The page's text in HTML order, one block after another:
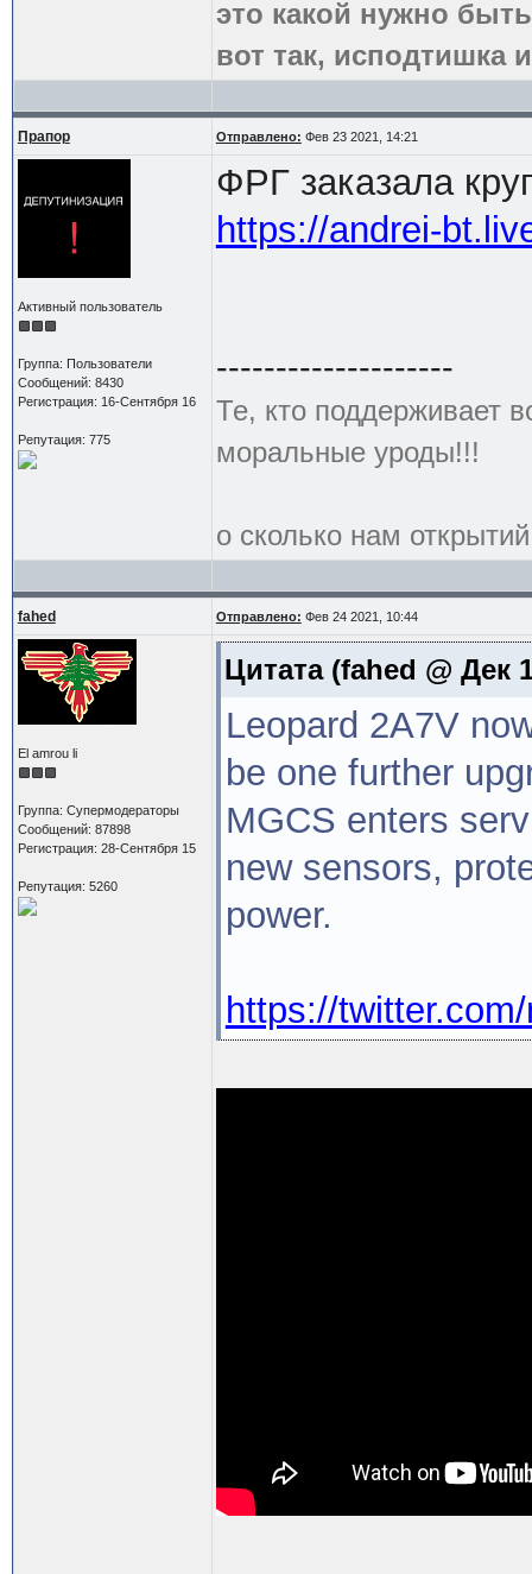
это какой нужно
вот так, исподтишка
Прапор Отправлено: Фев 23 2021, 14:21
Активный пользователь
Группа: Пользователи
Сообщений: 8430
Регистрация: 16-Сентября 16
Репутация: 775
ФРГ заказала
https://andrei-
--------------------
Те, кто поддерживает
моральные уроды!!!
о сколько нам
fahed Отправлено: Фев 24 2021, 10:44
El amrou li
Группа: Супермодераторы
Сообщений: 87898
Регистрация: 28-Сентября 15
Репутация: 5260
Цитата(fahed @ Дек
Leopard 2A7V
be one further
MGCS enters
new sensors,
power.
https://